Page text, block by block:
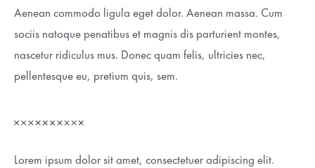
Aenean commodo ligula eget dolor. Aenean massa. Cum
sociis natoque penatibus et magnis dis parturient montes,
nascetur ridiculus mus. Donec quam felis, ultricies nec,
pellentesque eu, pretium quis, sem.
Lorem ipsum dolor sit amet, consectetuer adipiscing elit.